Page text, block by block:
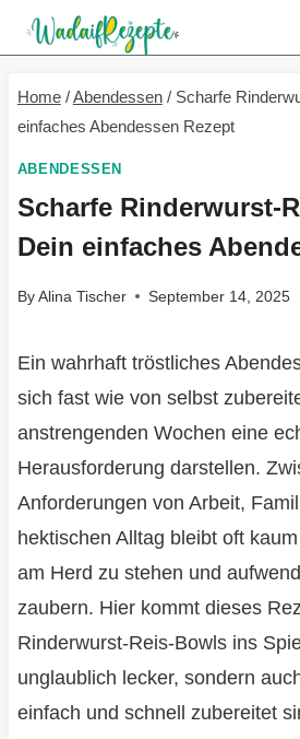
Skip
to
content
Home /Abendessen / Scharfe
einfaches Abendessen Rezept
ABENDESSEN
Scharfe Rinderwurst-
Dein einfaches
ByAlina Tischer September 14, 2025
Ein wahrhaft tröstliches
sich fast wie von selbst
anstrengenden Wochen eine
Herausforderung darstellen.
Anforderungen von Arbeit,
hektischen Alltag bleibt oft
am Herd zu stehen und
zaubern. Hier kommt dieses
Rinderwurst-Reis-Bowls ins
unglaublich lecker, sondern
einfach und schnell zubereitet